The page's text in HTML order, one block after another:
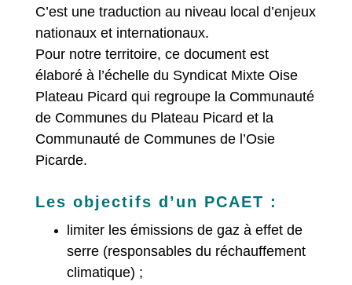
C’est une traduction au niveau local d’enjeux
nationaux et internationaux.
Pour notre territoire, ce document est
élaboré à l’échelle du Syndicat Mixte Oise
Plateau Picard qui regroupe la Communauté
de Communes du Plateau Picard et la
Communauté de Communes de l’Osie
Picarde.
Les objectifs d’un PCAET :
limiter les émissions de gaz à effet de
serre (responsables du réchauffement
climatique) ;